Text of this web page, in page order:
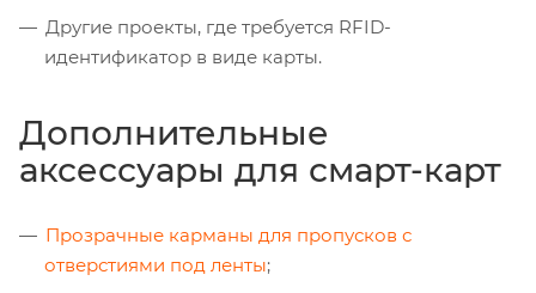
Другие проекты, где требуется RFID-
идентификатор в виде карты.
Дополнительные
аксессуары для смарт-карт
Прозрачные карманы для пропусков с
отверстиями под ленты;